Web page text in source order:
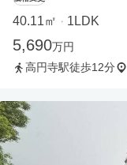
40.11㎡ ・ 1LDK
5,690万円
高円寺駅徒歩12分